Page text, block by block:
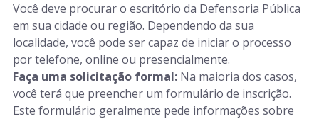
Você deve procurar o escritório da Defensoria Pública
em sua cidade ou região. Dependendo da sua
localidade, você pode ser capaz de iniciar o processo
por telefone, online ou presencialmente.
Faça uma solicitação formal: Na maioria dos casos,
você terá que preencher um formulário de inscrição.
Este formulário geralmente pede informações sobre